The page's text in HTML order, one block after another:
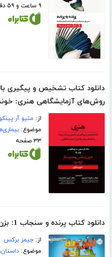
۹ ساعت و ۵۹ دقیقه
دانلود کتاب تشخیص و پیگیری
روش‌های آزمایشگاهی هنری:
از: متیو آر
موضوع:
۳۳ صفحه
دانلود کتاب پرنده و سنجاب 1: بزن به جاده
از:جیمز برکس
موضوع:داستان